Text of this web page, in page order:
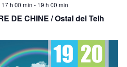
DE CHINE / Ostal del Telh
h 00 min - 19 h 00 min